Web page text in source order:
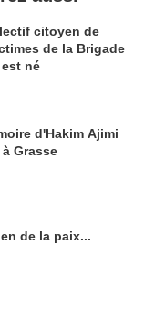
citoyen de
de la Brigade
né
d'Hakim Ajimi
Grasse
de la paix...